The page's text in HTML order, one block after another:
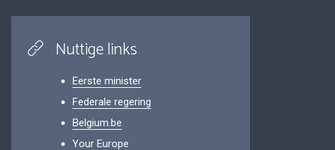
Nuttige links
Eerste minister
Federale regering
Belgium.be
Your Europe